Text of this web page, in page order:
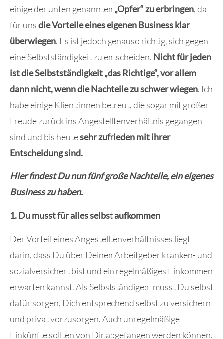
einige der unten genannten „Opfer“ zu erbringen, da
für unsdie Vorteile eines eigenen Business klar
überwiegen. Es ist jedoch genauso richtig, sich gegen
eine Selbstständigkeit zu entscheiden. Nicht für jeden
ist die Selbstständigkeit „das Richtige“, vor allem
dann nicht, wenn die Nachteile zu schwer wiegen. Ich
habe einige Klient:innen betreut, die sogar mit großer
Freude zurück ins Angestelltenverhältnis gegangen
sind und bis heutesehr zufrieden mit ihrer
Entscheidung sind.
Hier findest Du nun fünf große Nachteile, ein eigenes
Business zu haben.
1. Du musst für alles selbst aufkommen
Der Vorteil eines Angestelltenverhältnisses liegt
darin, dass Du über Deinen Arbeitgeber kranken- und
sozialversichert bist und ein regelmäßiges Einkommen
erwarten kannst. Als Selbstständige:r musst Du selbst
dafür sorgen, Dich entsprechend selbst zu versichern
und privat vorzusorgen. Auch unregelmäßige
Einkünfte sollten von Dir abgefangen werden können.